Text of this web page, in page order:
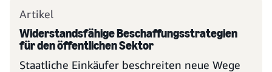
Artikel
Widerstandsfähige Beschaffungsstrategien
für den öffentlichen Sektor
Staatliche Einkäufer beschreiten neue Wege